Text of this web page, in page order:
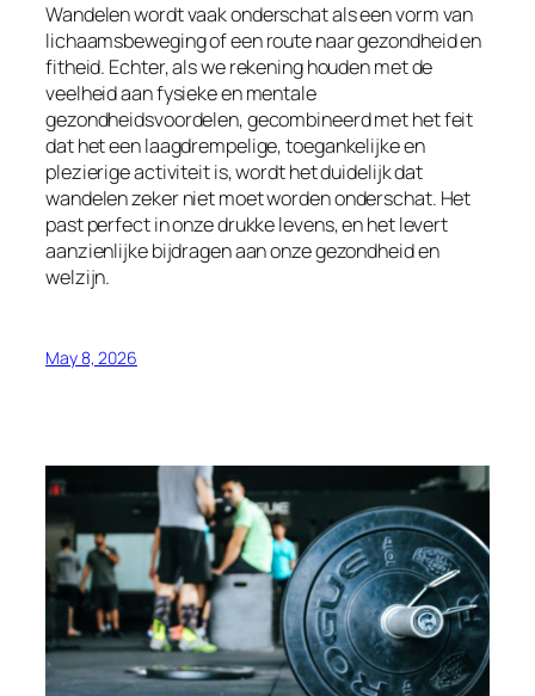
Wandelen wordt vaak onderschat als een vorm van
lichaamsbeweging of een route naar gezondheid en
fitheid. Echter, als we rekening houden met de
veelheid aan fysieke en mentale
gezondheidsvoordelen, gecombineerd met het feit
dat het een laagdrempelige, toegankelijke en
plezierige activiteit is, wordt het duidelijk dat
wandelen zeker niet moet worden onderschat. Het
past perfect in onze drukke levens, en het levert
aanzienlijke bijdragen aan onze gezondheid en
welzijn.
May 8, 2026